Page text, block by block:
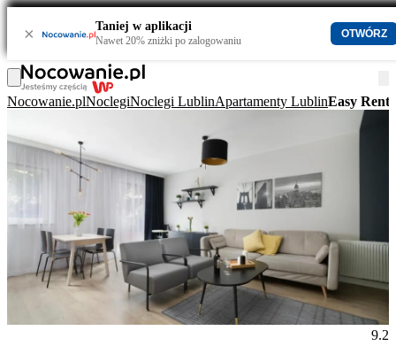
× Taniej w aplikacji
Nawet 20% zniżki po zalogowaniu
OTWÓRZ
Nocowanie.plNoclegiNoclegi LublinApartamenty LublinEasy
9.2